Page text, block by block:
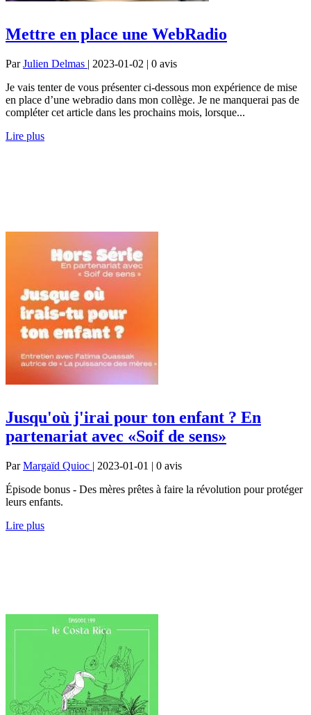
Mettre en place une WebRadio
ParJulien Delmas | 2023-01-02 | 0 avis
Je vais tenter de vous présenter ci-dessous mon expérience de mise
en place d’une webradio dans mon collège. Je ne manquerai pas de
compléter cet article dans les prochains mois, lorsque...
Lire plus
Jusqu'où j'irai pour ton enfant ? En
partenariat avec «Soif de sens»
ParMargaïd Quioc | 2023-01-01 | 0 avis
Épisode bonus - Des mères prêtes à faire la révolution pour protéger
leurs enfants.
Lire plus